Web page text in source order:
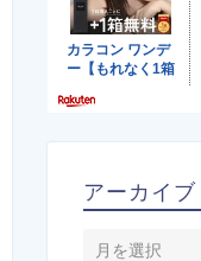
アーカイブ